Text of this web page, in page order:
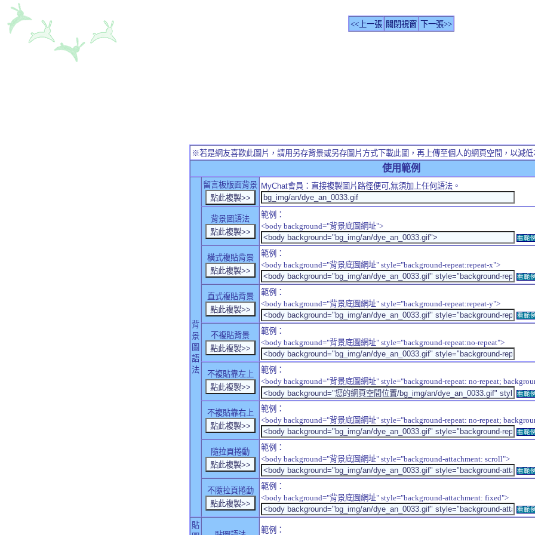
<<上一張 關閉視窗 下一張>>
※若是網友喜歡此圖片，請用另存背景或另存圖片方式下載此圖，再上傳至個人的網頁空間，以減低
使用範例
背
景
圖
語
法
留言板版面背景 MyChat會員：直接複製圖片路徑便可,無須加上任何語法。
背景圖語法
範例：
<body background="背景底圖網址">
看範例
橫式複貼背景
範例：
<body background="背景底圖網址" style="background-repeat:repeat-x">
看範例
直式複貼背景
範例：
<body background="背景底圖網址" style="background-repeat:repeat-y">
看範例
不複貼背景
範例：
<body background="背景底圖網址" style="background-repeat:no-repeat">
不複貼靠左上
範例：
<body background="背景底圖網址" style="background-repeat: no-repeat;
看範例
不複貼靠右上
範例：
<body background="背景底圖網址" style="background-repeat: no-repeat;
看範例
隨拉頁捲動
範例：
<body background="背景底圖網址" style="background-attachment: scroll">
看範例
不隨拉頁捲動
範例：
<body background="背景底圖網址" style="background-attachment: fixed">
看範例
貼
範例：